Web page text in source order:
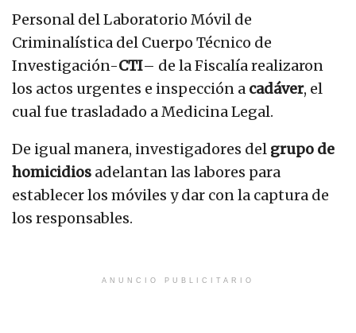
Personal del Laboratorio Móvil de
Criminalística del Cuerpo Técnico de
Investigación-CTI– de la Fiscalía realizaron
los actos urgentes e inspección a cadáver, el
cual fue trasladado a Medicina Legal.
De igual manera, investigadores del grupo de
homicidios adelantan las labores para
establecer los móviles y dar con la captura de
los responsables.
ANUNCIO PUBLICITARIO